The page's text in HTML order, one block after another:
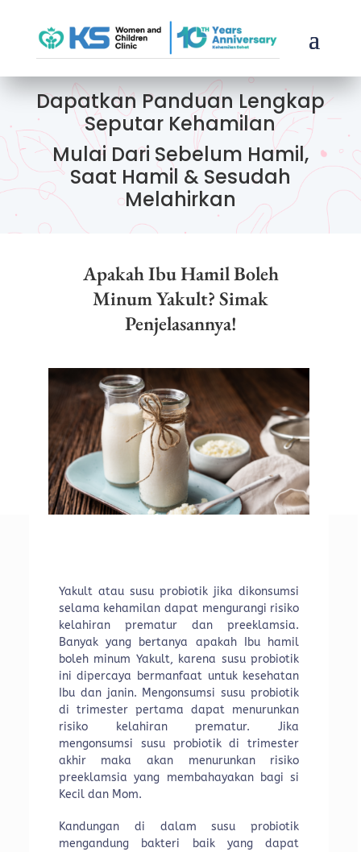
Dapatkan Panduan Lengkap
Seputar Kehamilan
Mulai Dari Sebelum Hamil,
Saat Hamil & Sesudah
Melahirkan
Apakah Ibu Hamil Boleh
Minum Yakult? Simak
Penjelasannya!
Yakult atau susu probiotik jika dikonsumsi
selama kehamilan dapat mengurangi risiko
kelahiran prematur dan preeklamsia.
Banyak yang bertanya apakah Ibu hamil
boleh minum Yakult, karena susu probiotik
ini dipercaya bermanfaat untuk kesehatan
Ibu dan janin. Mengonsumsi susu probiotik
di trimester pertama dapat menurunkan
risiko kelahiran prematur. Jika
mengonsumsi susu probiotik di trimester
akhir maka akan menurunkan risiko
preeklamsia yang membahayakan bagi si
Kecil dan Mom.
Kandungan di dalam susu probiotik
mengandung bakteri baik yang dapat